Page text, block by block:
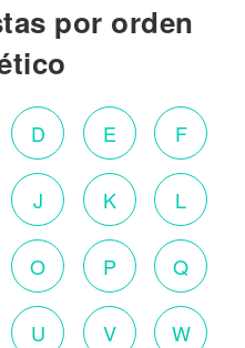
por orden
D E F
J K L
O P Q
U V W